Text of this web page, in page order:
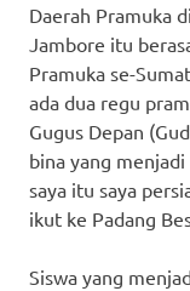
Daerah Pramuka
Jambore itu
Pramuka se-
ada dua regu
Gugus Depan
bina yang
saya itu saya
ikut ke Padang
Siswa yang